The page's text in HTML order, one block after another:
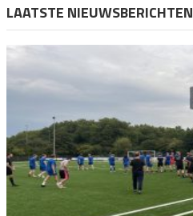
LAATSTE NIEUWSBERICHTEN